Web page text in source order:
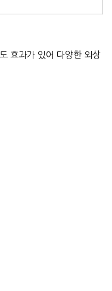
효과가 있어 다양한 외상